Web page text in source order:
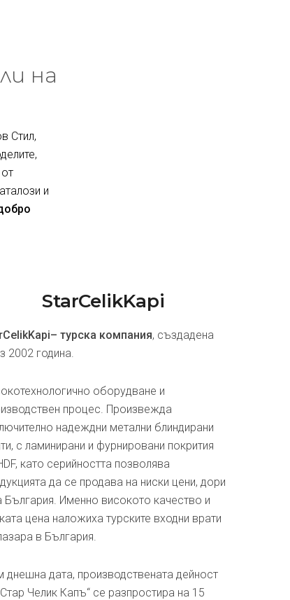
на
Стил,
и
StarCelikKapi
турска компания, създадена
2002 година.
оборудване и
процес. Произвежда
надеждни метални блиндирани
с ламинирани и фурнировани покрития
като серийността позволява
да се продава на ниски цени, дори
България. Именно високото качество и
цена наложиха турските входни врати
в България.
днешна дата, производствената дейност
Челик Капъ“ се разпростира на 15